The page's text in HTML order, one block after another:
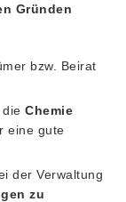
Gründen
bzw. Beirat
Chemie
eine gute
der Verwaltung
zu